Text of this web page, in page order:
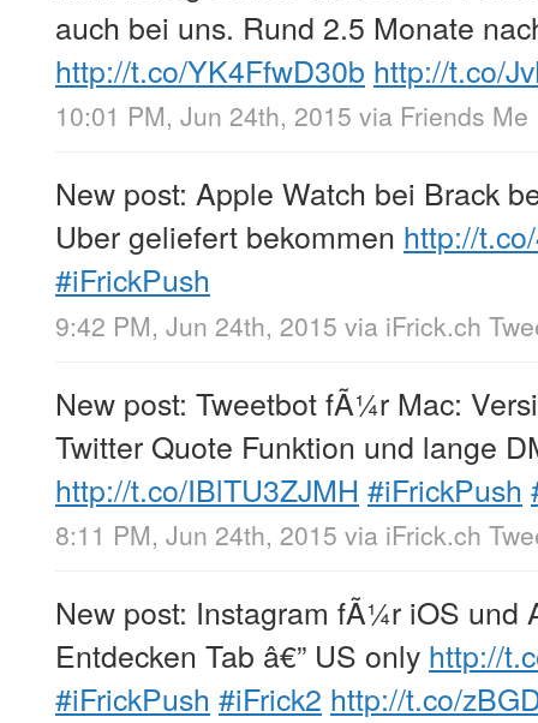
auch bei uns. Rund 2.5 Monate
http://t.co/YK4FfwD30b http://t.co/
10:01 PM, Jun 24th, 2015 via Friends Me
New post: Apple Watch bei Brack
Uber geliefert bekommen http://
#iFrickPush
9:42 PM, Jun 24th, 2015 via iFrick.ch
New post: Tweetbot fÃ¼r Mac:
Twitter Quote Funktion und lange
http://t.co/IBlTU3ZJMH #iFrickPush
8:11 PM, Jun 24th, 2015 via iFrick.ch
New post: Instagram fÃ¼r iOS und
Entdecken Tab â€” US only http://
#iFrickPush #iFrick2 http://t.co/